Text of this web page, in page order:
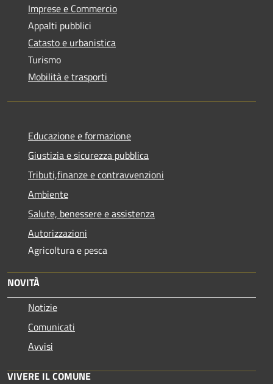
Imprese e Commercio
Appalti pubblici
Catasto e urbanistica
Turismo
Mobilità e trasporti
Educazione e formazione
Giustizia e sicurezza pubblica
Tributi,finanze e contravvenzioni
Ambiente
Salute, benessere e assistenza
Autorizzazioni
Agricoltura e pesca
NOVITÀ
Notizie
Comunicati
Avvisi
VIVERE IL COMUNE